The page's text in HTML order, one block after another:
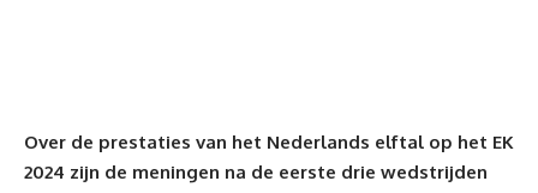
Over de prestaties van het Nederlands elftal op het EK
2024 zijn de meningen na de eerste drie wedstrijden